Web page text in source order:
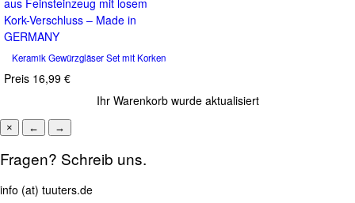
aus Feinsteinzeug mit losem
Kork-Verschluss – Made in
GERMANY
Keramik Gewürzgläser Set mit Korken
Preis 16,99 €
Ihr Warenkorb wurde aktualisiert
× ← →
Fragen? Schreib uns.
info (at) tuuters.de